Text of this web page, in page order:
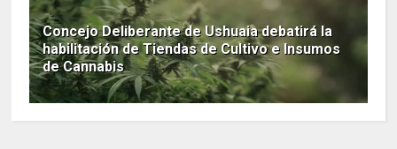
Concejo Deliberante de Ushuaia debatirá la
habilitación de Tiendas de Cultivo e Insumos
de Cannabis